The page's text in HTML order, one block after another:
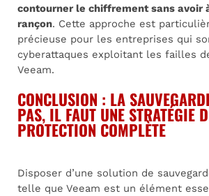
contourner le chiffrement sans avoir
rançon. Cette approche est
précieuse pour les entreprises qui
cyberattaques exploitant les failles
Veeam.
CONCLUSION : LA
PAS, IL FAUT UNE STRATÉGIE
PROTECTION COMPLÈTE
Disposer d’une solution de
telle que Veeam est un élément